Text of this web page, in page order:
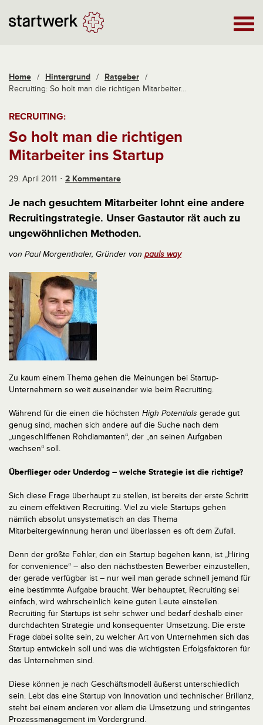
Home / Hintergrund / Ratgeber /
Recruiting: So holt man die richtigen Mitarbeiter...
RECRUITING:
So holt man die richtigen
Mitarbeiter ins Startup
29. April 2011 2 Kommentare
Je nach gesuchtem Mitarbeiter lohnt eine andere
Recruitingstrategie. Unser Gastautor rät auch zu
ungewöhnlichen Methoden.
von Paul Morgenthaler, Gründer von pauls way
Zu kaum einem Thema gehen die Meinungen bei Startup-
Unternehmern so weit auseinander wie beim Recruiting.
Während für die einen die höchsten High Potentials gerade gut
genug sind, machen sich andere auf die Suche nach dem
„ungeschliffenen Rohdiamanten“, der „an seinen Aufgaben
wachsen“ soll.
Überflieger oder Underdog – welche Strategie ist die richtige?
Sich diese Frage überhaupt zu stellen, ist bereits der erste Schritt
zu einem effektiven Recruiting. Viel zu viele Startups gehen
nämlich absolut unsystematisch an das Thema
Mitarbeitergewinnung heran und überlassen es oft dem Zufall.
Denn der größte Fehler, den ein Startup begehen kann, ist „Hiring
for convenience“ – also den nächstbesten Bewerber einzustellen,
der gerade verfügbar ist – nur weil man gerade schnell jemand für
eine bestimmte Aufgabe braucht. Wer behauptet, Recruiting sei
einfach, wird wahrscheinlich keine guten Leute einstellen.
Recruiting für Startups ist sehr schwer und bedarf deshalb einer
durchdachten Strategie und konsequenter Umsetzung. Die erste
Frage dabei sollte sein, zu welcher Art von Unternehmen sich das
Startup entwickeln soll und was die wichtigsten Erfolgsfaktoren für
das Unternehmen sind.
Diese können je nach Geschäftsmodell äußerst unterschiedlich
sein. Lebt das eine Startup von Innovation und technischer Brillanz,
steht bei einem anderen vor allem die Umsetzung und stringentes
Prozessmanagement im Vordergrund.